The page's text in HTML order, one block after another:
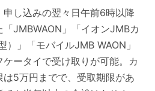
し込みの翌々日午前6時以降
JMBWAON」「イオンJMBカ
）」「モバイルJMB WAON」
ータイで受け取りが可能。カ
5万円までで、受取期限があ